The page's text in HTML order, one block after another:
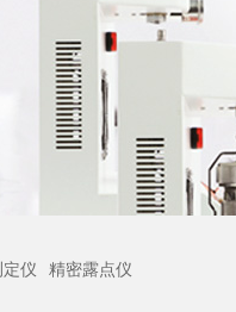
仪 精密露点仪